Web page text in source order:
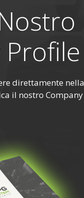
direttamente nella
il nostro Company